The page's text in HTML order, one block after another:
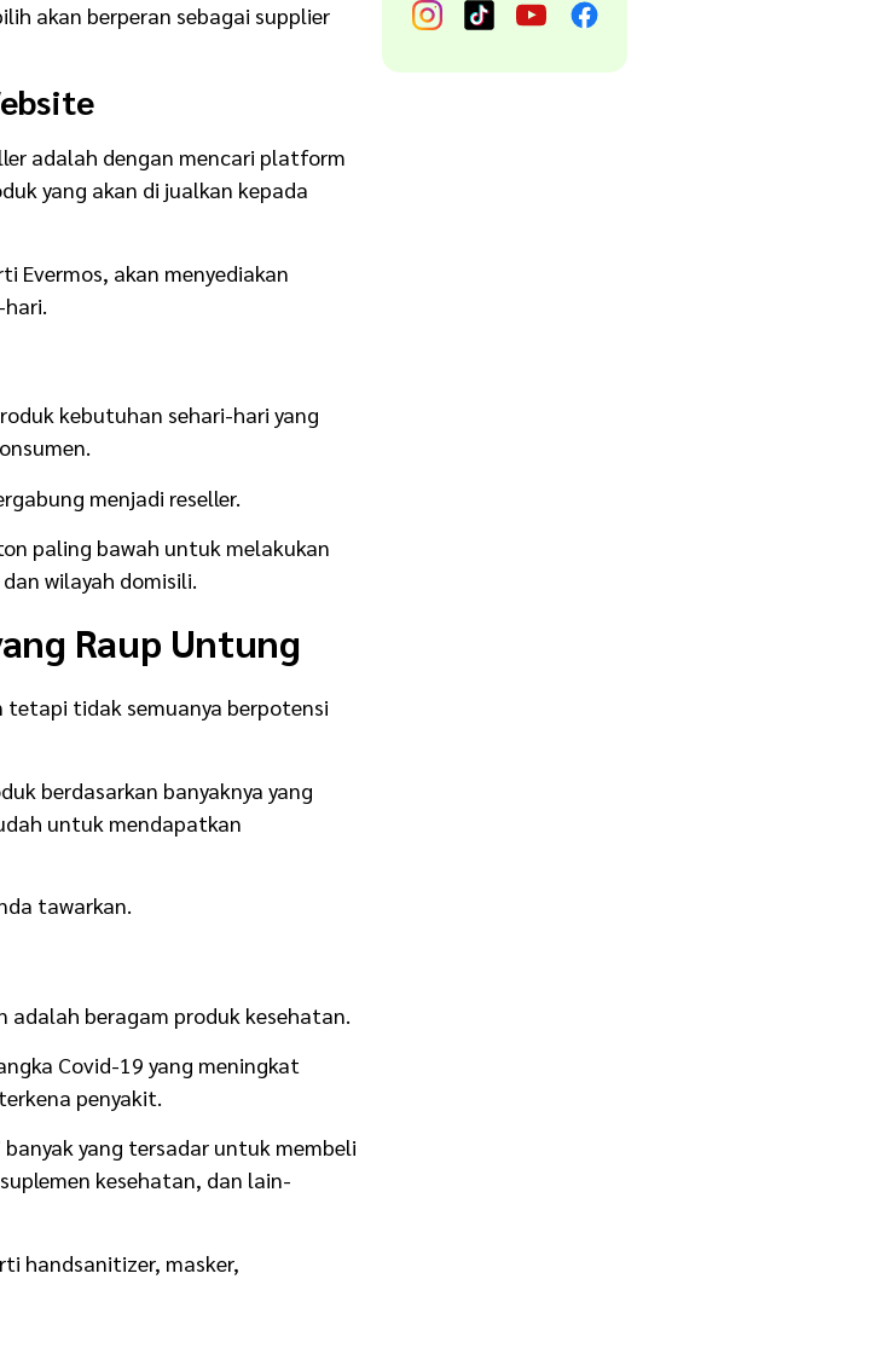
akan berperan sebagai supplier
adalah dengan mencari platform
yang akan di jualkan kepada
Evermos, akan menyediakan
kebutuhan sehari-hari yang
menjadi reseller.
paling bawah untuk melakukan
wilayah domisili.
Raup Untung
tetapi tidak semuanya berpotensi
berdasarkan banyaknya yang
untuk mendapatkan
tawarkan.
adalah beragam produk kesehatan.
Covid-19 yang meningkat
penyakit.
yang tersadar untuk membeli
kesehatan, dan lain-
handsanitizer, masker,